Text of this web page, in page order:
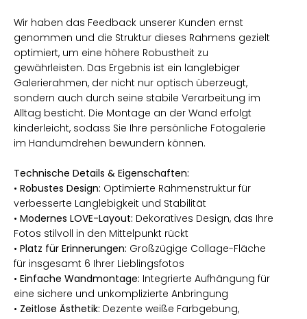
Wir haben das Feedback unserer Kunden ernst
genommen und die Struktur dieses Rahmens gezielt
optimiert, um eine höhere Robustheit zu
gewährleisten. Das Ergebnis ist ein langlebiger
Galerierahmen, der nicht nur optisch überzeugt,
sondern auch durch seine stabile Verarbeitung im
Alltag besticht. Die Montage an der Wand erfolgt
kinderleicht, sodass Sie Ihre persönliche Fotogalerie
im Handumdrehen bewundern können.
Technische Details & Eigenschaften:
• Robustes Design: Optimierte Rahmenstruktur für
verbesserte Langlebigkeit und Stabilität
• Modernes LOVE-Layout: Dekoratives Design, das Ihre
Fotos stilvoll in den Mittelpunkt rückt
• Platz für Erinnerungen: Großzügige Collage-Fläche
für insgesamt 6 Ihrer Lieblingsfotos
• Einfache Wandmontage: Integrierte Aufhängung für
eine sichere und unkomplizierte Anbringung
• Zeitlose Ästhetik: Dezente weiße Farbgebung,